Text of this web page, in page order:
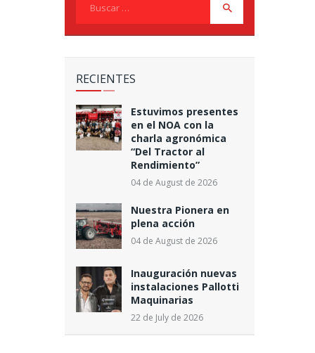
RECIENTES
Estuvimos presentes
en el NOA con la
charla agronómica
“Del Tractor al
Rendimiento”
04 de August de 2026
Nuestra Pionera en
plena acción
04 de August de 2026
Inauguración nuevas
instalaciones Pallotti
Maquinarias
22 de July de 2026